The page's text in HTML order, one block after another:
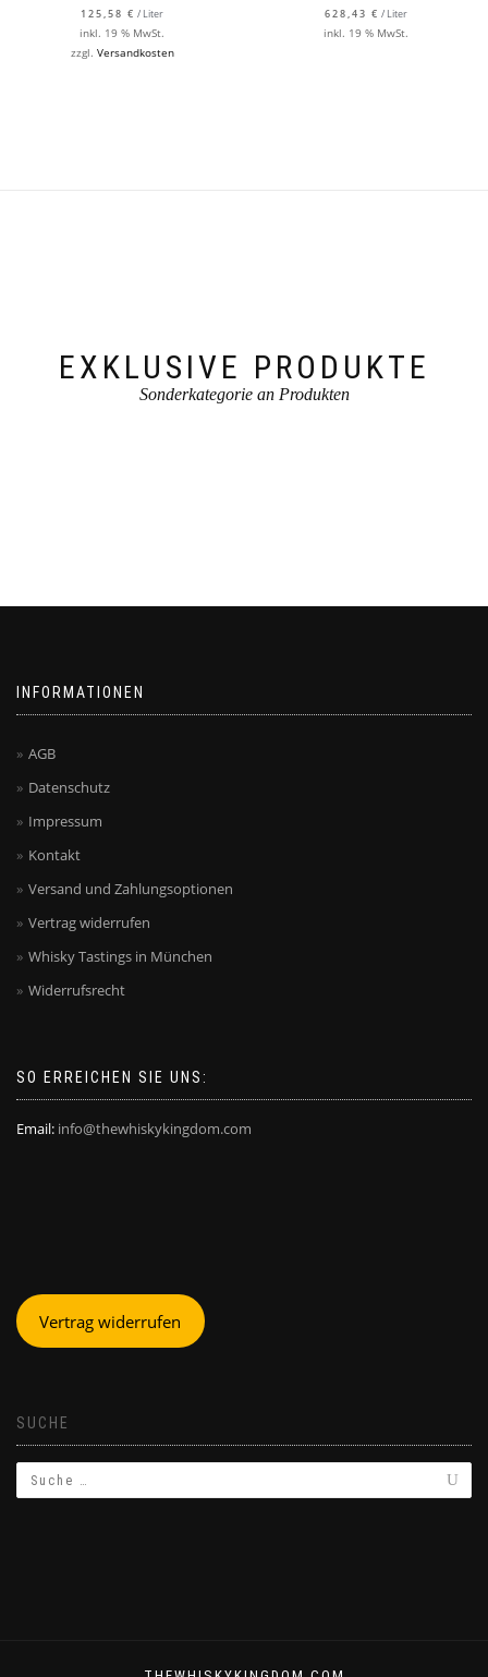
125,58 € / Liter
inkl. 19 % MwSt.
zzgl. Versandkosten
628,43 € / Liter
inkl. 19 % MwSt.
EXKLUSIVE PRODUKTE
Sonderkategorie an Produkten
INFORMATIONEN
AGB
Datenschutz
Impressum
Kontakt
Versand und Zahlungsoptionen
Vertrag widerrufen
Whisky Tastings in München
Widerrufsrecht
SO ERREICHEN SIE UNS:
Email: info@thewhiskykingdom.com
Vertrag widerrufen
SUCHE